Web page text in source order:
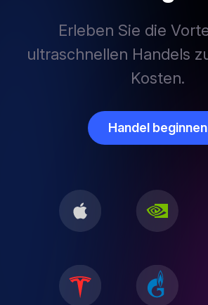
Erleben Sie die
ultraschnellen Handels
Kosten.
Handel beginnen